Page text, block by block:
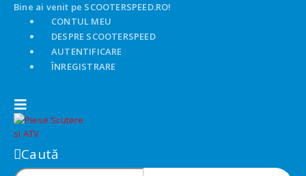
Bine ai venit pe SCOOTERSPEED.RO!
CONTUL MEU
DESPRE SCOOTERSPEED
AUTENTIFICARE
ÎNREGISTRARE
Caută